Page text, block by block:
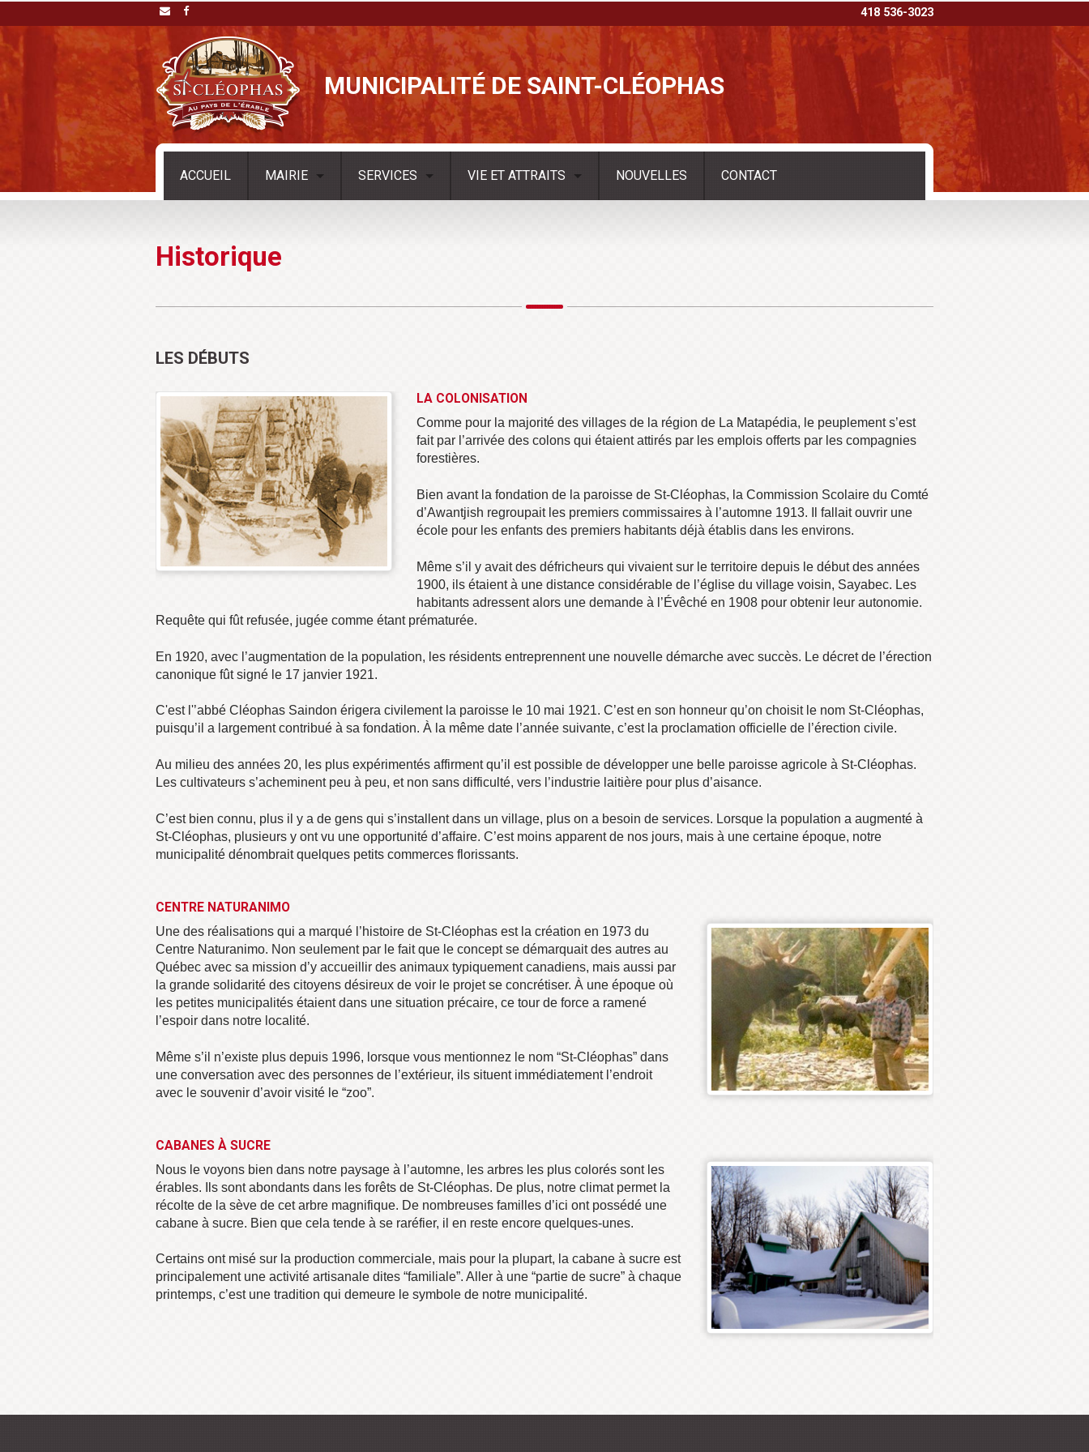
418 536-3023
MUNICIPALITÉ DE SAINT-CLÉOPHAS
ACCUEIL MAIRIE SERVICES VIE ET ATTRAITS NOUVELLES CONTACT
Historique
LES DÉBUTS
LA COLONISATION
Comme pour la majorité des villages de la région de La Matapédia, le peuplement s’est
fait par l’arrivée des colons qui étaient attirés par les emplois offerts par les compagnies
forestières.
Bien avant la fondation de la paroisse de St-Cléophas, la Commission Scolaire du Comté
d’Awantjish regroupait les premiers commissaires à l’automne 1913. Il fallait ouvrir une
école pour les enfants des premiers habitants déjà établis dans les environs.
Même s’il y avait des défricheurs qui vivaient sur le territoire depuis le début des années
1900, ils étaient à une distance considérable de l’église du village voisin, Sayabec. Les
habitants adressent alors une demande à l’Évêché en 1908 pour obtenir leur autonomie.
Requête qui fût refusée, jugée comme étant prématurée.
En 1920, avec l’augmentation de la population, les résidents entreprennent une nouvelle démarche avec succès. Le décret de l’érection
canonique fût signé le 17 janvier 1921.
C'est l'’abbé Cléophas Saindon érigera civilement la paroisse le 10 mai 1921. C’est en son honneur qu’on choisit le nom St-Cléophas,
puisqu’il a largement contribué à sa fondation. À la même date l’année suivante, c’est la proclamation officielle de l’érection civile.
Au milieu des années 20, les plus expérimentés affirment qu’il est possible de développer une belle paroisse agricole à St-Cléophas.
Les cultivateurs s’acheminent peu à peu, et non sans difficulté, vers l’industrie laitière pour plus d’aisance.
C’est bien connu, plus il y a de gens qui s’installent dans un village, plus on a besoin de services. Lorsque la population a augmenté à
St-Cléophas, plusieurs y ont vu une opportunité d’affaire. C’est moins apparent de nos jours, mais à une certaine époque, notre
municipalité dénombrait quelques petits commerces florissants.
CENTRE NATURANIMO
Une des réalisations qui a marqué l’histoire de St-Cléophas est la création en 1973 du
Centre Naturanimo. Non seulement par le fait que le concept se démarquait des autres au
Québec avec sa mission d’y accueillir des animaux typiquement canadiens, mais aussi par
la grande solidarité des citoyens désireux de voir le projet se concrétiser. À une époque où
les petites municipalités étaient dans une situation précaire, ce tour de force a ramené
l’espoir dans notre localité.
Même s’il n’existe plus depuis 1996, lorsque vous mentionnez le nom “St-Cléophas” dans
une conversation avec des personnes de l’extérieur, ils situent immédiatement l’endroit
avec le souvenir d’avoir visité le “zoo”.
CABANES À SUCRE
Nous le voyons bien dans notre paysage à l’automne, les arbres les plus colorés sont les
érables. Ils sont abondants dans les forêts de St-Cléophas. De plus, notre climat permet la
récolte de la sève de cet arbre magnifique. De nombreuses familles d’ici ont possédé une
cabane à sucre. Bien que cela tende à se raréfier, il en reste encore quelques-unes.
Certains ont misé sur la production commerciale, mais pour la plupart, la cabane à sucre est
principalement une activité artisanale dites “familiale”. Aller à une “partie de sucre” à chaque
printemps, c’est une tradition qui demeure le symbole de notre municipalité.